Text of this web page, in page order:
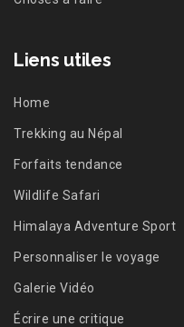
Liens utiles
Home
Trekking au Népal
Forfaits tendance
Wildlife Safari
Himalaya Adventure Sport
Personnaliser le voyage
Galerie Vidéo
Écrire une critique